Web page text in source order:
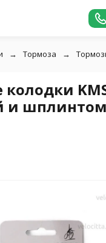
Тормоза
и